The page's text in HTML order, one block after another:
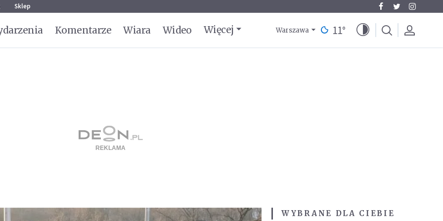
Sklep
Komentarze Wiara Wideo Więcej Warszawa 11°
WYBRANE DLA CIEBIE